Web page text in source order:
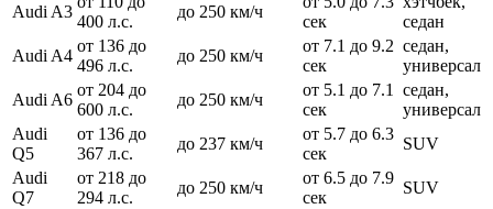
Audi A3
400 л.с.
до 250 км/ч
сек
седан
Audi A4
от 136 до
496 л.с.
до 250 км/ч
от 7.1 до 9.2
сек
седан,
универсал
Audi A6
от 204 до
600 л.с.
до 250 км/ч
от 5.1 до 7.1
сек
седан,
универсал
Audi
Q5
от 136 до
367 л.с.
до 237 км/ч
от 5.7 до 6.3
сек
SUV
Audi
Q7
от 218 до
294 л.с.
до 250 км/ч
от 6.5 до 7.9
сек
SUV